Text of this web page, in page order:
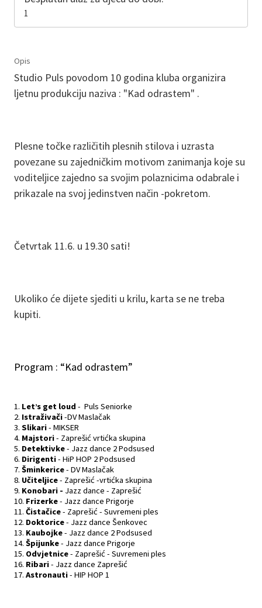
1
Opis
Studio Puls povodom 10 godina kluba organizira
ljetnu produkciju naziva : "Kad odrastem" .
Plesne točke različitih plesnih stilova i uzrasta
povezane su zajedničkim motivom zanimanja koje su
voditeljice zajedno sa svojim polaznicima odabrale i
prikazale na svoj jedinstven način -pokretom.
Četvrtak 11.6. u 19.30 sati!
Ukoliko će dijete sjediti u krilu, karta se ne treba
kupiti.
Program : “Kad odrastem”
Let’s get loud - Puls Seniorke
Istraživači-DV Maslačak
Slikari- MIKSER
Majstori- Zaprešić vrtićka skupina
Detektivke- Jazz dance 2 Podsused
Dirigenti- HiP HOP 2 Podsused
Šminkerice- DV Maslačak
Učiteljice- Zaprešić -vrtićka skupina
Konobari - Jazz dance - Zaprešić
Frizerke- Jazz dance Prigorje
Čistačice- Zaprešić - Suvremeni ples
Doktorice- Jazz dance Šenkovec
Kaubojke- Jazz dance 2 Podsused
Špijunke- Jazz dance Prigorje
Odvjetnice- Zaprešić - Suvremeni ples
Ribari- Jazz dance Zaprešić
Astronauti- HIP HOP 1